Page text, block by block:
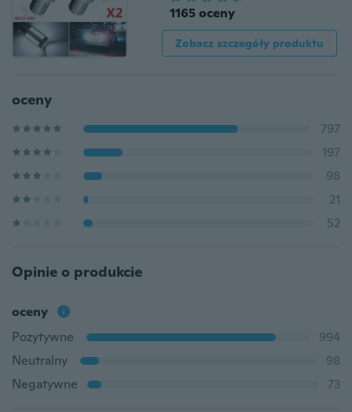
1165 oceny
Zobacz szczegóły produktu
oceny
797
197
98
21
52
Opinie o produkcie
oceny
Pozytywne
994
Neutralny
98
Negatywne
73